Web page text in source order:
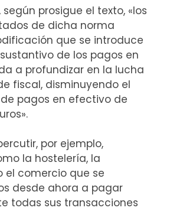
prosigue el texto, «los
de dicha norma
que se introduce
de los pagos en
a profundizar en la lucha
fiscal, disminuyendo el
pagos en efectivo de
por ejemplo,
la hostelería, la
el comercio que se
desde ahora a pagar
todas sus transacciones